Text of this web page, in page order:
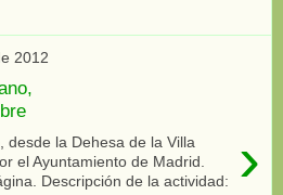
2012
›
desde la Dehesa de la Villa
el Ayuntamiento de Madrid.
Descripción de la actividad: